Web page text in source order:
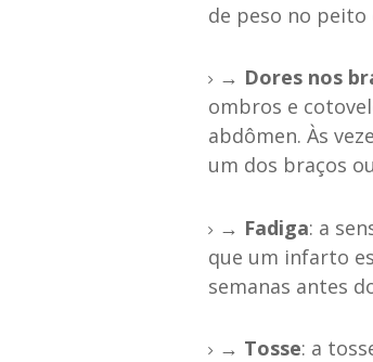
de peso no
→ Dores nos
ombros e
abdômen. Às
um dos braços
→ Fadiga: a
que um infarto
semanas antes
→ Tosse: a